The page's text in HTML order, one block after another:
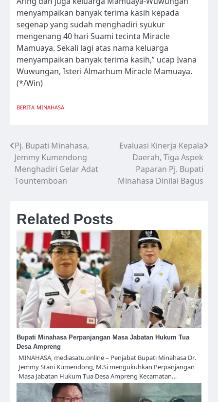
menyampaikan banyak terima kasih kepada
segenap yang sudah menghadiri syukur
mengenang 40 hari Suami tecinta Miracle
Mamuaya. Sekali lagi atas nama keluarga
menyampaikan banyak terima kasih,” ucap Ivana
Wuwungan, Isteri Almarhum Miracle Mamuaya.
(*/Win)
BERITA MINAHASA
Navigasi
pos
Pj. Bupati Minahasa,
Jemmy Kumendong
Menghadiri Gelar Adat
Tountemboan
Evaluasi Kinerja Kepala
Daerah, Tiga Aspek
Paparan Pj. Bupati
Minahasa Dinilai Bagus
Related Posts
Bupati Minahasa Perpanjangan Masa Jabatan Hukum Tua
Desa Ampreng
MINAHASA, mediasatu.online – Penjabat Bupati Minahasa Dr.
Jemmy Stani Kumendong, M.Si mengukuhkan Perpanjangan
Masa Jabatan Hukum Tua Desa Ampreng Kecamatan…